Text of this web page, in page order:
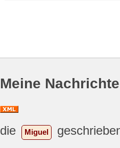
Meine
die Miguel